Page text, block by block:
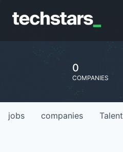
0
COMPANIES
jobs companies Talent